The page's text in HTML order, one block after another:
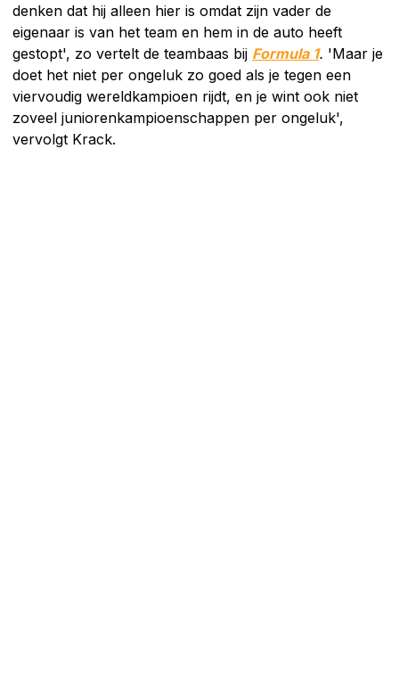
denken dat hij alleen hier is omdat zijn vader de
eigenaar is van het team en hem in de auto heeft
gestopt', zo vertelt de teambaas bij Formula 1. 'Maar je
doet het niet per ongeluk zo goed als je tegen een
viervoudig wereldkampioen rijdt, en je wint ook niet
zoveel juniorenkampioenschappen per ongeluk',
vervolgt Krack.